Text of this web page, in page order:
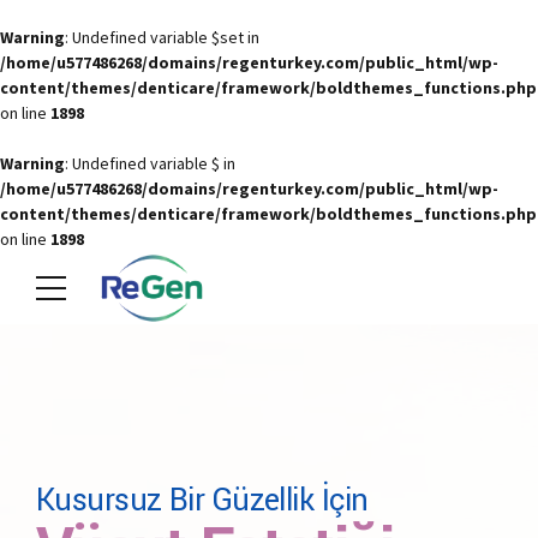
Warning: Undefined variable $set in
/home/u577486268/domains/regenturkey.com/public_html/wp-
content/themes/denticare/framework/boldthemes_functions.php
on line 1898
Warning: Undefined variable $ in
/home/u577486268/domains/regenturkey.com/public_html/wp-
content/themes/denticare/framework/boldthemes_functions.php
on line 1898
Kusursuz Bir Güzellik İçin
Kusursuz Bir Güzellik İçin
Sağlıklı Bir Gülümsemeye